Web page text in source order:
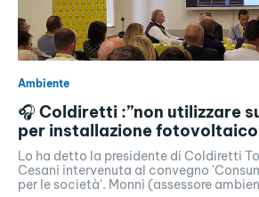
Ambiente
🎧 Coldiretti :”non utilizzare
per installazione
Lo ha detto la presidente di Coldiretti
Cesani intervenuta al convegno
per le società'. Monni (assessore